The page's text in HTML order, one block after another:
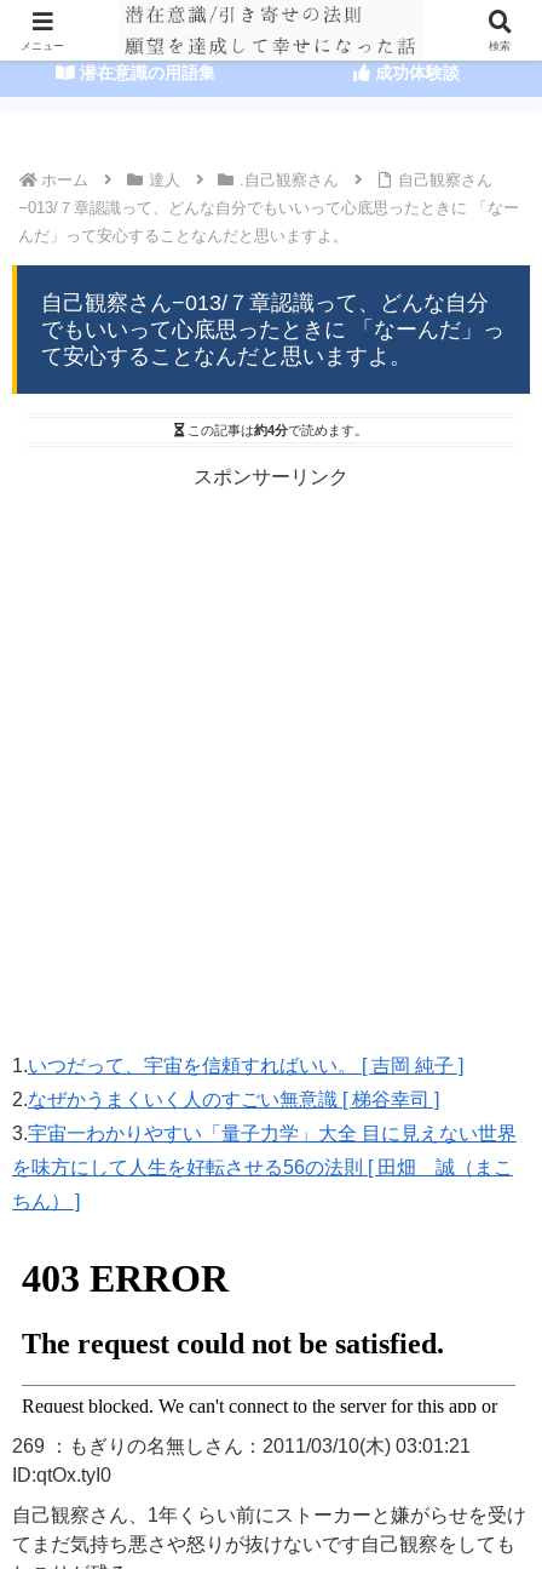
HOME 潜在意識の達人まとめ
潜在意識の用語集 成功体験談
ホーム 達人 .自己観察さん
自己観察さん
−013/７章認識って、どんな自分でもいいって心底思ったときに 「なー
んだ」って安心することなんだと思いますよ。
自己観察さん−013/７章認識って、どんな自分
でもいいって心底思ったときに 「なーんだ」っ
て安心することなんだと思いますよ。
この記事は約4分で読めます。
スポンサーリンク
1.いつだって、宇宙を信頼すればいい。 [ 吉岡 純子 ]
2.なぜかうまくいく人のすごい無意識 [ 梯谷幸司 ]
3.宇宙一わかりやすい「量子力学」大全 目に見えない世界
を味方にして人生を好転させる56の法則 [ 田畑 誠（まこ
ちん） ]
269 ：もぎりの名無しさん：2011/03/10(木) 03:01:21
ID:qtOx.tyI0
自己観察さん、1年くらい前にストーカーと嫌がらせを受け
てまだ気持ち悪さや怒りが抜けないです自己観察をしても
メニュー 検索